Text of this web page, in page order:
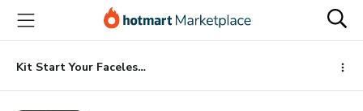
para
conteúdo
principal
para
pagamento
para
rodapé
Kit Start Your Faceless Business